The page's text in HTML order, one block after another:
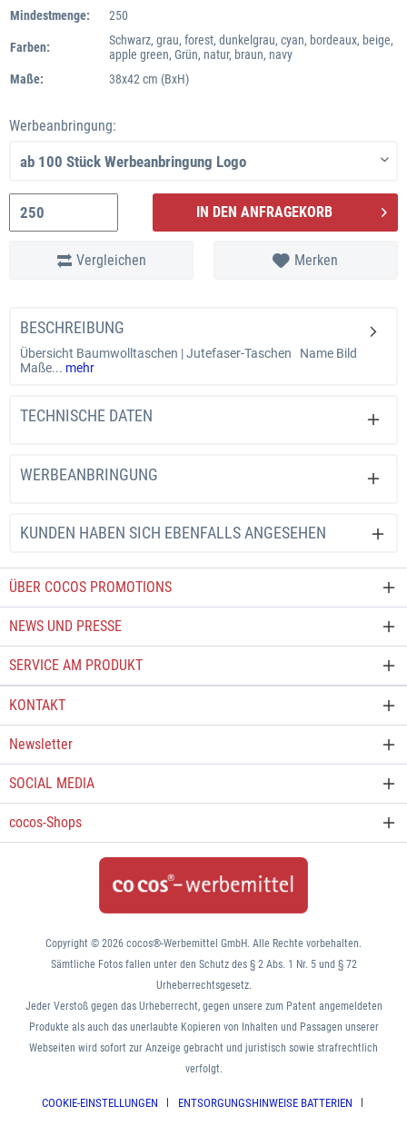
schwarz, bordeaux, braun, cyan, dunkelgrau, forest, grün, grau, natur,
gelb
Werbeanbringung: 28 x 30 cm vorne, Siebdruck bis 4 Farben oder
Fixtermine und größere Mengen nach Absprache.Mindestabnahme:
Mindestmenge:
250
Farben:
Schwarz, grau, forest, dunkelgrau, cyan, bordeaux, beige,
apple green, Grün, natur, braun, navy
Maße:
38x42 cm (BxH)
Werbeanbringung:
IN DEN ANFRAGEKORB
Vergleichen Merken
BESCHREIBUNG
Übersicht Baumwolltaschen | Jutefaser-Taschen Name Bild
Maße... mehr
TECHNISCHE DATEN
WERBEANBRINGUNG
KUNDEN HABEN SICH EBENFALLS ANGESEHEN
ÜBER COCOS PROMOTIONS
NEWS UND PRESSE
SERVICE AM PRODUKT
KONTAKT
Newsletter
SOCIAL MEDIA
cocos-Shops
COOKIE-EINSTELLUNGEN ENTSORGUNGSHINWEISE BATTERIEN
Copyright © 2026 cocos®-Werbemittel GmbH. Alle Rechte vorbehalten.
Sämtliche Fotos fallen unter den Schutz des § 2 Abs. 1 Nr. 5 und § 72
Urheberrechtsgesetz.
Jeder Verstoß gegen das Urheberrecht, gegen unsere zum Patent angemeldeten
Produkte als auch das unerlaubte Kopieren von Inhalten und Passagen unserer
Webseiten wird sofort zur Anzeige gebracht und juristisch sowie strafrechtlich
verfolgt.